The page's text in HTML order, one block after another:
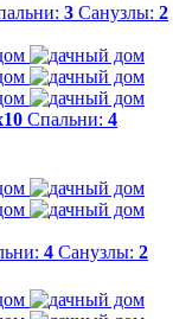
3 Санузлы: 2
Спальни: 4
4 Санузлы: 2